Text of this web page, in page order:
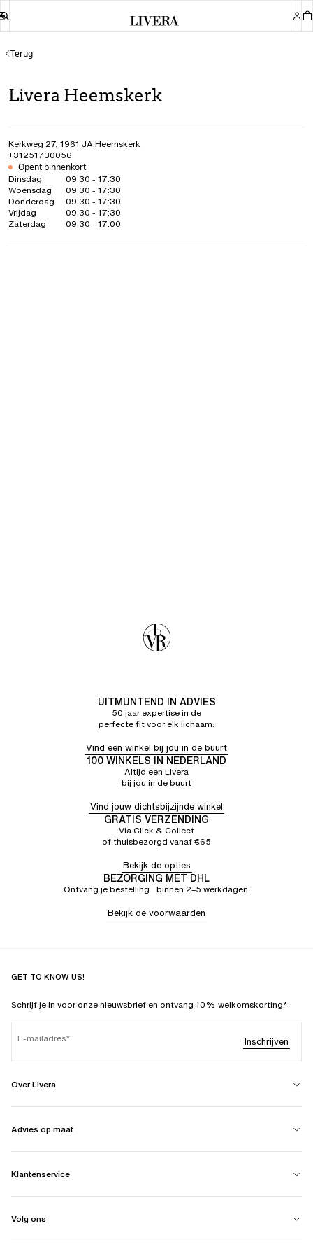
Terug
Livera Heemskerk
Kerkweg 27, 1961 JA Heemskerk
+31251730056
Opent binnenkort
Dinsdag
09:30 - 17:30
Woensdag
09:30 - 17:30
Donderdag
09:30 - 17:30
Vrijdag
09:30 - 17:30
Zaterdag
09:30 - 17:00
UITMUNTEND IN ADVIES
50 jaar expertise in de
perfecte fit voor elk lichaam.
Vind een winkel bij jou in de buurt
100 WINKELS IN NEDERLAND
Altijd een Livera
bij jou in de buurt
Vind jouw dichtsbijzijnde winkel
GRATIS VERZENDING
Via Click & Collect
of thuisbezorgd vanaf €65
Bekijk de opties
BEZORGING MET DHL
Ontvang je bestelling binnen 2–5 werkdagen.
Bekijk de voorwaarden
GET TO KNOW US!
Schrijf je in voor onze nieuwsbrief en ontvang 10% welkomskorting.*
E-mailadres Inschrijven
Over Livera
Advies op maat
Klantenservice
Volg ons